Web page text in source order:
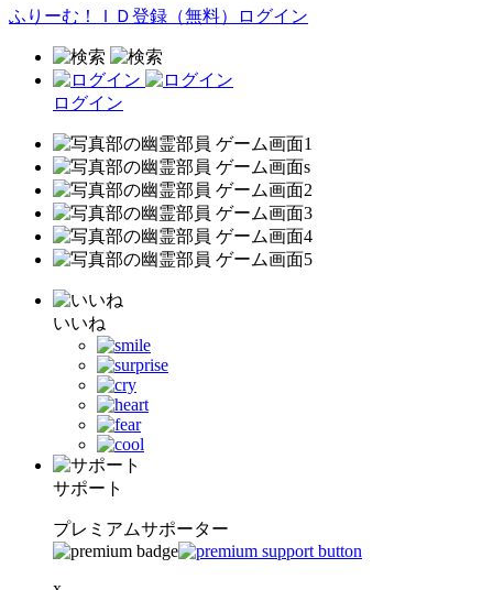
ふりーむ！ＩＤ登録（無料） ログイン
ログイン
いいね
サポート
プレミアムサポーター